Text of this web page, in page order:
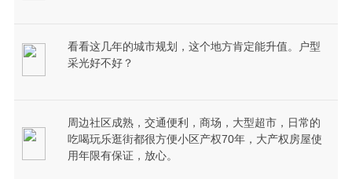
看看这几年的城市规划，这个地方肯定能升值。户型
采光好不好？
周边社区成熟，交通便利，商场，大型超市，日常的
吃喝玩乐逛街都很方便小区产权70年，大产权房屋使
用年限有保证，放心。